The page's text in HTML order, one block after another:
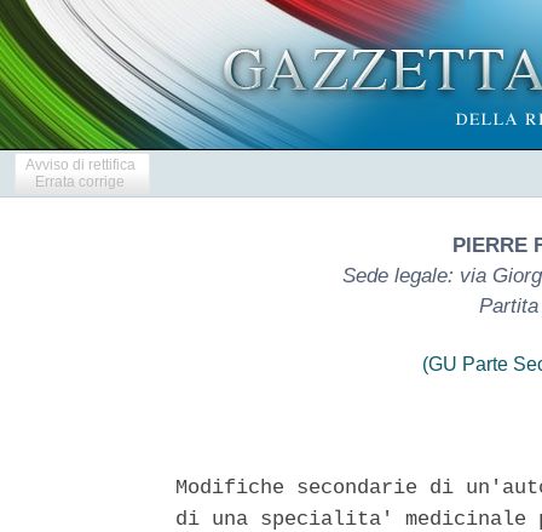
Avviso di rettifica
Errata corrige
PIERRE
Sede legale: via
Partita
(GU Parte
Modifiche secondarie di
di una specialita' medicinale